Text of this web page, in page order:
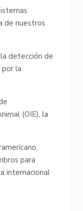
de nuestros
detección de
la
(OIE), la
para
internacional